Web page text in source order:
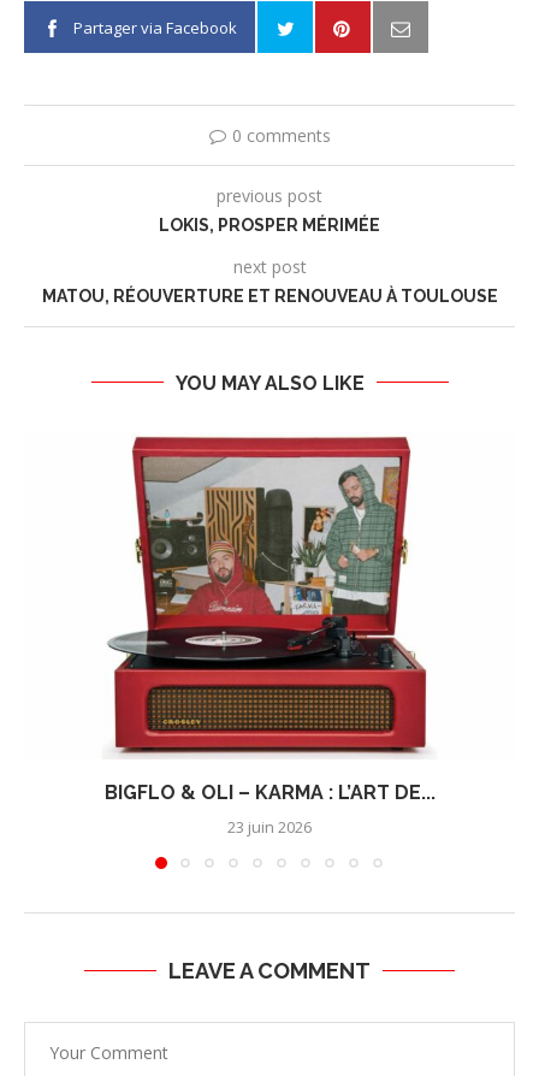
Partager via Facebook
0 comments
previous post
LOKIS, PROSPER MÉRIMÉE
next post
MATOU, RÉOUVERTURE ET RENOUVEAU À TOULOUSE
YOU MAY ALSO LIKE
BIGFLO & OLI – KARMA : L’ART DE...
23 juin 2026
LEAVE A COMMENT